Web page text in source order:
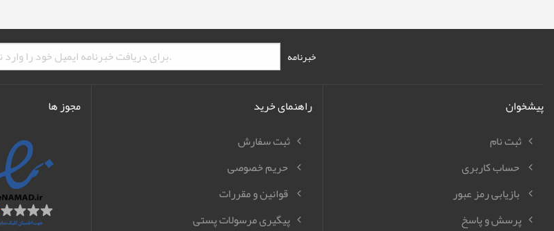
خبرنامه
پیشخوان
ثبت نام
حساب کاربری
بازیابی رمز عبور
پرسش و پاسخ
راهنمای خرید
ثبت سفارش
حریم خصوصی
قوانین و مقررات
پیگیری مرسولات پستی
مجوز ها